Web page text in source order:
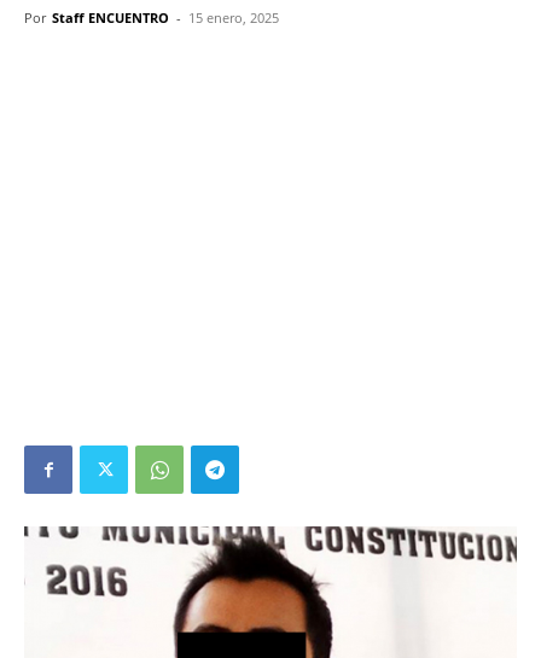
Por Staff ENCUENTRO - 15 enero, 2025